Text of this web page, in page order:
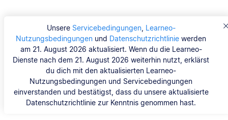
Unsere Servicebedingungen, Learneo-
Nutzungsbedingungen und Datenschutzrichtlinie werden
am 21. August 2026 aktualisiert. Wenn du die Learneo-
Dienste nach dem 21. August 2026 weiterhin nutzt, erklärst
du dich mit den aktualisierten Learneo-
Nutzungsbedingungen und Servicebedingungen
einverstanden und bestätigst, dass du unsere aktualisierte
Datenschutzrichtlinie zur Kenntnis genommen hast.